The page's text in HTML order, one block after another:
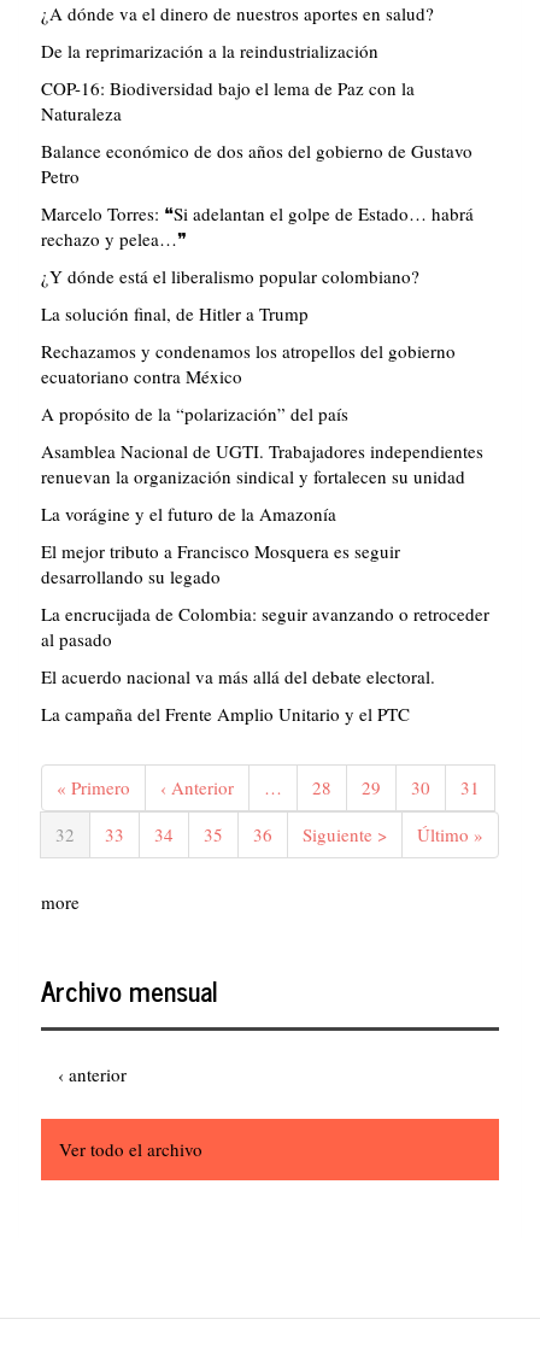
¿A dónde va el dinero de nuestros aportes en salud?
De la reprimarización a la reindustrialización
COP-16: Biodiversidad bajo el lema de Paz con la
Naturaleza
Balance económico de dos años del gobierno de Gustavo
Petro
Marcelo Torres: ❝Si adelantan el golpe de Estado… habrá
rechazo y pelea…❞
¿Y dónde está el liberalismo popular colombiano?
La solución final, de Hitler a Trump
Rechazamos y condenamos los atropellos del gobierno
ecuatoriano contra México
A propósito de la “polarización” del país
Asamblea Nacional de UGTI. Trabajadores independientes
renuevan la organización sindical y fortalecen su unidad
La vorágine y el futuro de la Amazonía
El mejor tributo a Francisco Mosquera es seguir
desarrollando su legado
La encrucijada de Colombia: seguir avanzando o retroceder
al pasado
El acuerdo nacional va más allá del debate electoral.
La campaña del Frente Amplio Unitario y el PTC
Paginación
Primera
página
« Primero
Página
anterior
‹ Anterior … Página
28 Página
29 Página
30 Página
31
Página
actual
32 Página
33 Página
34 Página
35 Página
36
Siguiente
página
Siguiente >
Última
página
Último »
more
Archivo mensual
Paginación
Página
‹ anterior
Ver todo el archivo